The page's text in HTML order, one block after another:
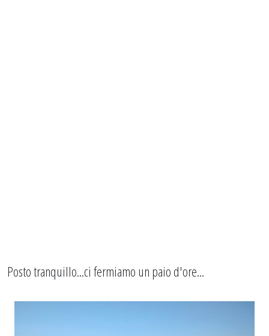
Posto tranquillo...ci fermiamo un paio d'ore...